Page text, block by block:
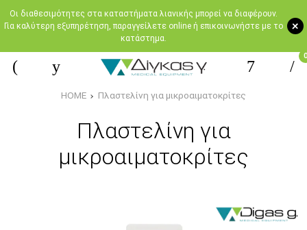
+
Oι διαθεσιμότητες στα καταστήματα λιανικής μπορεί να διαφέρουν.
Για καλύτερη εξυπηρέτηση, παραγγείλετε online ή επικοινωνήστε με το
κατάστημα.
0
HOME Πλαστελίνη για μικροαιματοκρίτες
Πλαστελίνη για
μικροαιματοκρίτες